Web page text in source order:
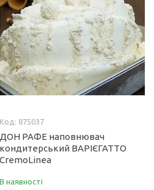
875037
ДОН РАФЕ наповнювач
кондитерський ВАРІЄГАТТО
CremoLinea
В наявності